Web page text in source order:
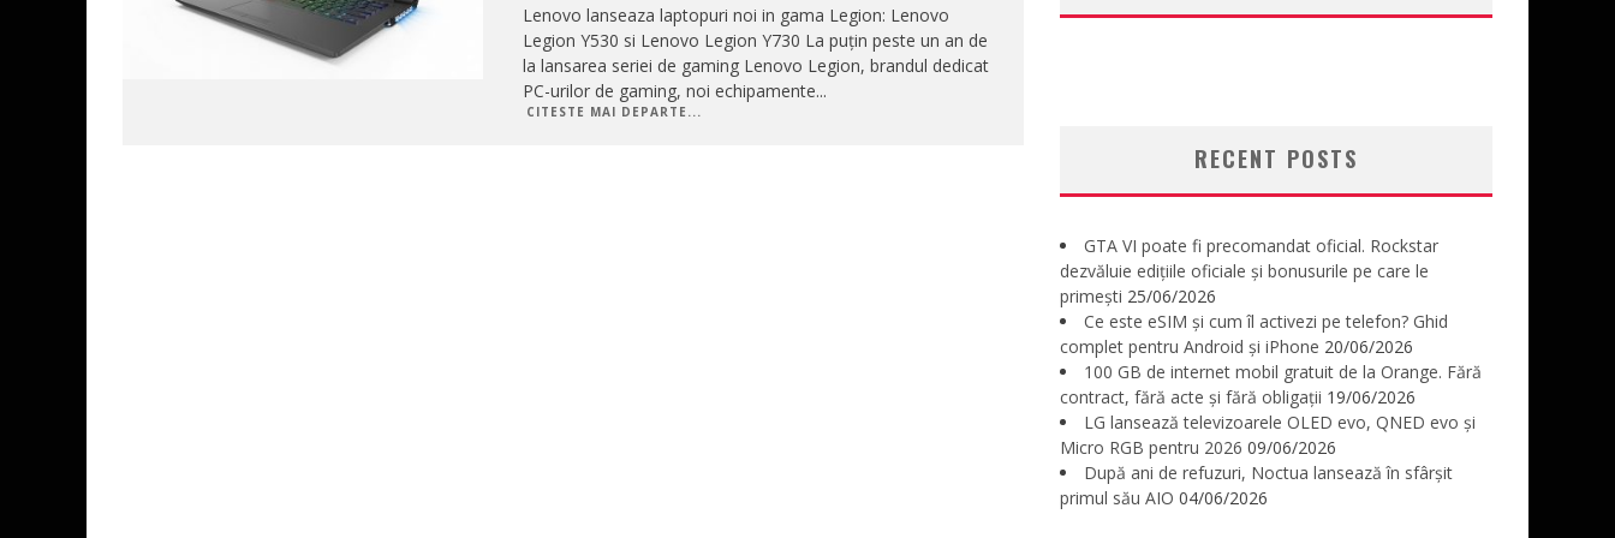
Lenovo lanseaza laptopuri noi in gama Legion: Lenovo
Legion Y530 si Lenovo Legion Y730 La puțin peste un an de
la lansarea seriei de gaming Lenovo Legion, brandul dedicat
PC-urilor de gaming, noi echipamente...
CITESTE MAI DEPARTE...
RECENT POSTS
GTA VI poate fi precomandat oficial. Rockstar
dezvăluie edițiile oficiale și bonusurile pe care le
primești 25/06/2026
Ce este eSIM și cum îl activezi pe telefon? Ghid
complet pentru Android și iPhone 20/06/2026
100 GB de internet mobil gratuit de la Orange. Fără
contract, fără acte și fără obligații 19/06/2026
LG lansează televizoarele OLED evo, QNED evo și
Micro RGB pentru 2026 09/06/2026
După ani de refuzuri, Noctua lansează în sfârșit
primul său AIO 04/06/2026